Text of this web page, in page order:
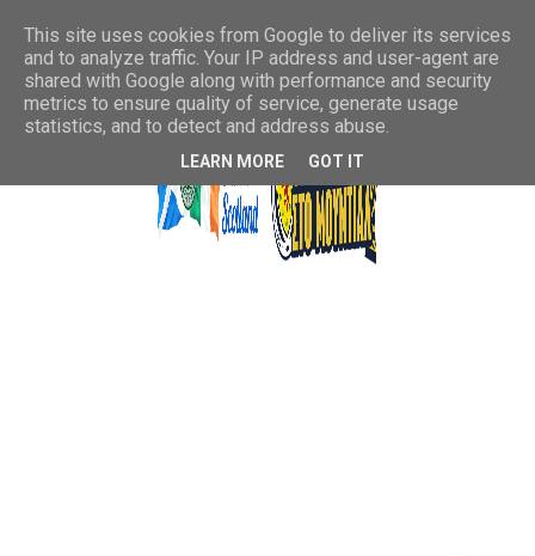
This site uses cookies from Google to deliver its services
and to analyze traffic. Your IP address and user-agent are
shared with Google along with performance and security
metrics to ensure quality of service, generate usage
statistics, and to detect and address abuse.
LEARN MORE GOT IT